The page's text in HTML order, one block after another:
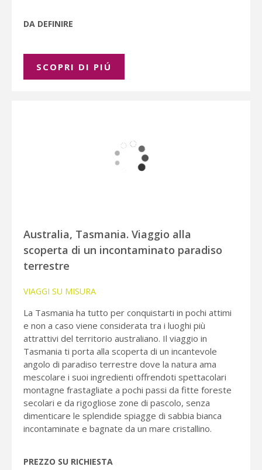
DA DEFINIRE
SCOPRI DI PIÚ
Australia, Tasmania. Viaggio alla
scoperta di un incontaminato paradiso
terrestre
VIAGGI SU MISURA
La Tasmania ha tutto per conquistarti in pochi attimi
e non a caso viene considerata tra i luoghi più
attrattivi del territorio australiano. Il viaggio in
Tasmania ti porta alla scoperta di un incantevole
angolo di paradiso terrestre dove la natura ama
mescolare i suoi ingredienti offrendoti spettacolari
montagne frastagliate a pochi passi da fitte foreste
secolari e da rigogliose zone di pascolo, senza
dimenticare le splendide spiagge di sabbia bianca
incontaminate e bagnate da un mare cristallino.
PREZZO SU RICHIESTA